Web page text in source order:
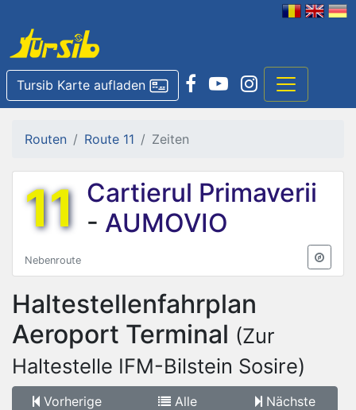
Tursib Karte aufladen
Routen Route 11 Zeiten
11 Cartierul Primaverii
- AUMOVIO
Nebenroute
Haltestellenfahrplan
Aeroport Terminal (Zur
Haltestelle IFM-Bilstein Sosire)
Vorherige
Alle
Nächste